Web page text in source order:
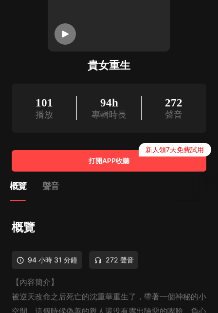
貴女重生
101
播放
94h
專輯時長
272
聲音
打開APP收聽
新人領7天免費試用
概覽 聲音
概覽
94 小時 31 分鐘 272 聲音
【內容簡介】
被逆天改命之后死亡的沈重華重生了，帶著一個神秘的小